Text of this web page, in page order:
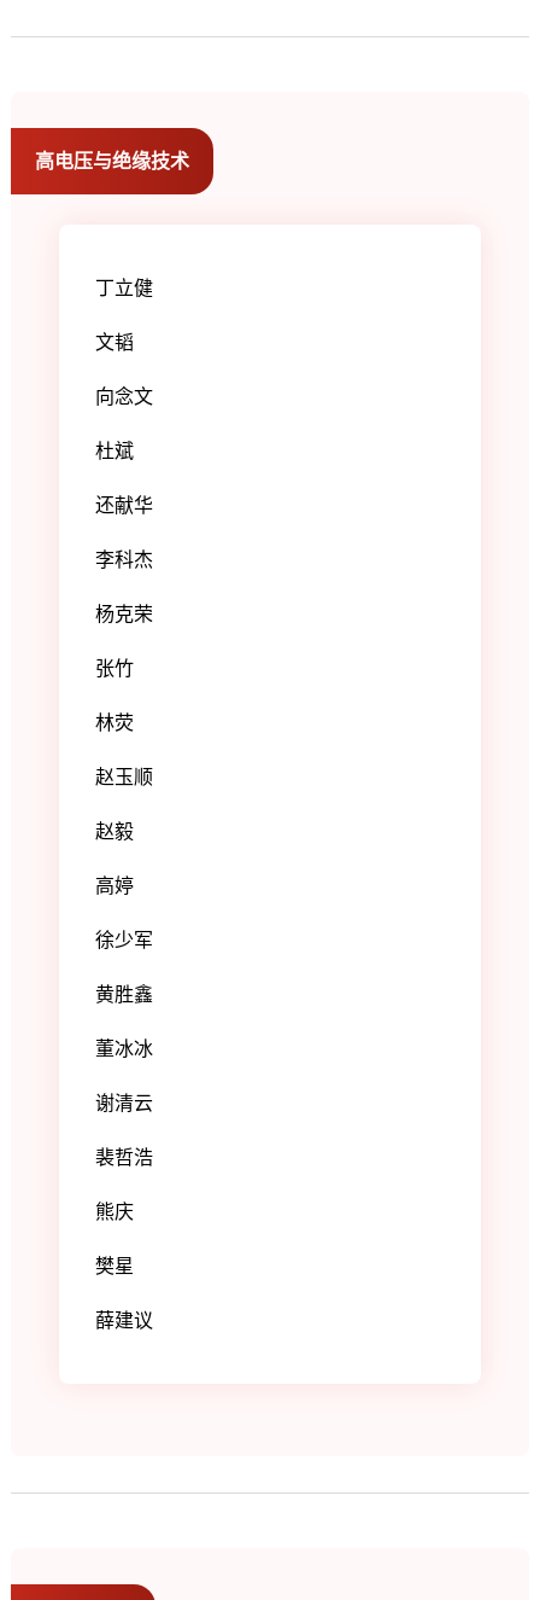
高电压与绝缘技术
丁立健
文韬
向念文
杜斌
还献华
李科杰
杨克荣
张竹
林荧
赵玉顺
赵毅
高婷
徐少军
黄胜鑫
董冰冰
谢清云
裴哲浩
熊庆
樊星
薛建议